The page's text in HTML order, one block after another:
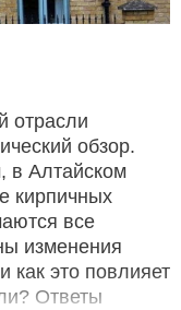
отрасли
обзор.
в Алтайском
кирпичных
все
изменения
как это повлияет
Ответы